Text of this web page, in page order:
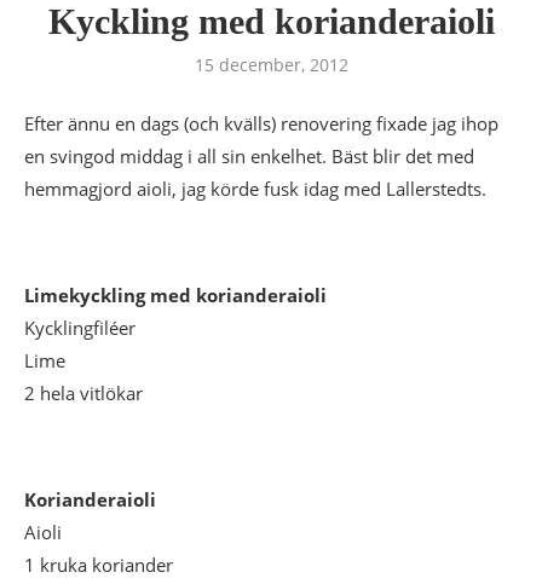
Kyckling med korianderaioli
15 december, 2012
Efter ännu en dags (och kvälls) renovering fixade jag ihop
en svingod middag i all sin enkelhet. Bäst blir det med
hemmagjord aioli, jag körde fusk idag med Lallerstedts.
Limekyckling med korianderaioli
Kycklingfiléer
Lime
2 hela vitlökar
Korianderaioli
Aioli
1 kruka koriander